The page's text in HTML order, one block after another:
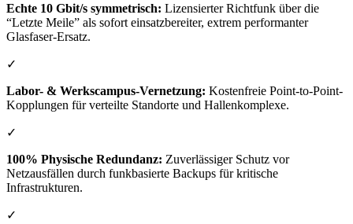
Echte 10 Gbit/s symmetrisch: Lizensierter Richtfunk über die
“Letzte Meile” als sofort einsatzbereiter, extrem performanter
Glasfaser-Ersatz.
✓
Labor- & Werkscampus-Vernetzung: Kostenfreie Point-to-Point-
Kopplungen für verteilte Standorte und Hallenkomplexe.
✓
100% Physische Redundanz: Zuverlässiger Schutz vor
Netzausfällen durch funkbasierte Backups für kritische
Infrastrukturen.
✓